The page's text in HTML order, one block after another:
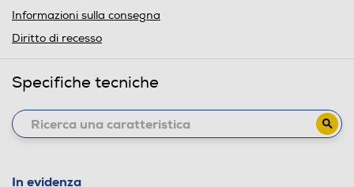
Informazioni sulla consegna
Diritto di recesso
Specifiche tecniche
In evidenza